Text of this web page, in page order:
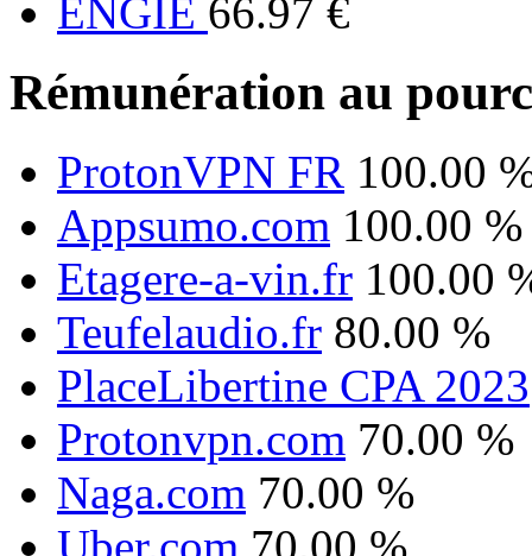
ENGIE 66.97 €
Rémunération au
ProtonVPN FR 100.00
Appsumo.com 100.00 %
Etagere-a-vin.fr 100.00
Teufelaudio.fr 80.00 %
PlaceLibertine CPA 2023
Protonvpn.com 70.00 %
Naga.com 70.00 %
Uber.com 70.00 %